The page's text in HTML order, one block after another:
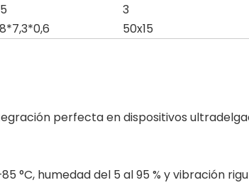
3
50x15
perfecta en dispositivos
humedad del 5 al 95 % y vibración